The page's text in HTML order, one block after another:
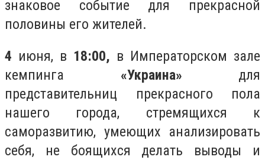
знаковое событие для прекрасной
половины его жителей.
4 июня, в 18:00, в Императорском зале
кемпинга «Украина» для
представительниц прекрасного пола
нашего города, стремящихся к
саморазвитию, умеющих анализировать
себя, не боящихся делать выводы и